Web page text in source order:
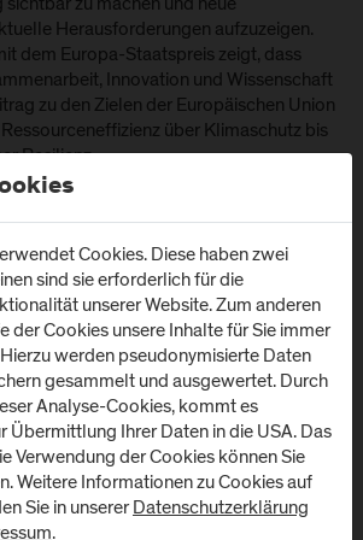
Herausforderungen aufzuzeigen.
dem Europa-Staatspreis zeigt, dass
Innovation und Wissenschaft
zu den Zielen der Europäischen Union
über Klimaschutz bis
Resilienz.
Abspielen
Cookies. Diese haben zwei
sind sie erforderlich für die
unserer Website. Zum anderen
der Cookies unsere Inhalte für Sie immer
werden pseudonymisierte Daten
gesammelt und ausgewertet. Durch
Analyse-Cookies, kommt es
Übermittlung Ihrer Daten in die USA. Das
Verwendung der Cookies können Sie
Weitere Informationen zu Cookies auf
Sie in unsererDatenschutzerklärung
.